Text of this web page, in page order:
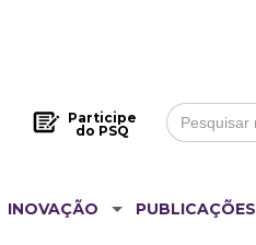
Participe
do PSQ
Search
for:
INOVAÇÃO PUBLICAÇÕES